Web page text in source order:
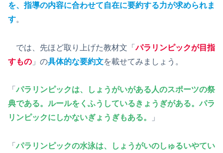
を、指導の内容に合わせて自在に要約する力が求められま
す。
では、先ほど取り上げた教材文「パラリンピックが目指
すもの 」の具体的な要約文を載せてみましょう。
「 パラリンピックは、しょうがいがある人のスポーツの祭
典である。ルールをくふうしているきょうぎがある。パラ
リンピックにしかないぎょうぎもある。
」
「 パラリンピックの水泳は、しょうがいのしゅるいやてい